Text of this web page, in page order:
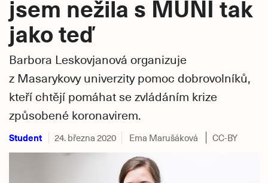
jsem nežila s MUNI tak
jako teď
Barbora Leskovjanová organizuje
z Masarykovy univerzity pomoc dobrovolníků,
kteří chtějí pomáhat se zvládáním krize
způsobené koronavirem.
Student 24. března 2020 Ema Marušáková CC-BY